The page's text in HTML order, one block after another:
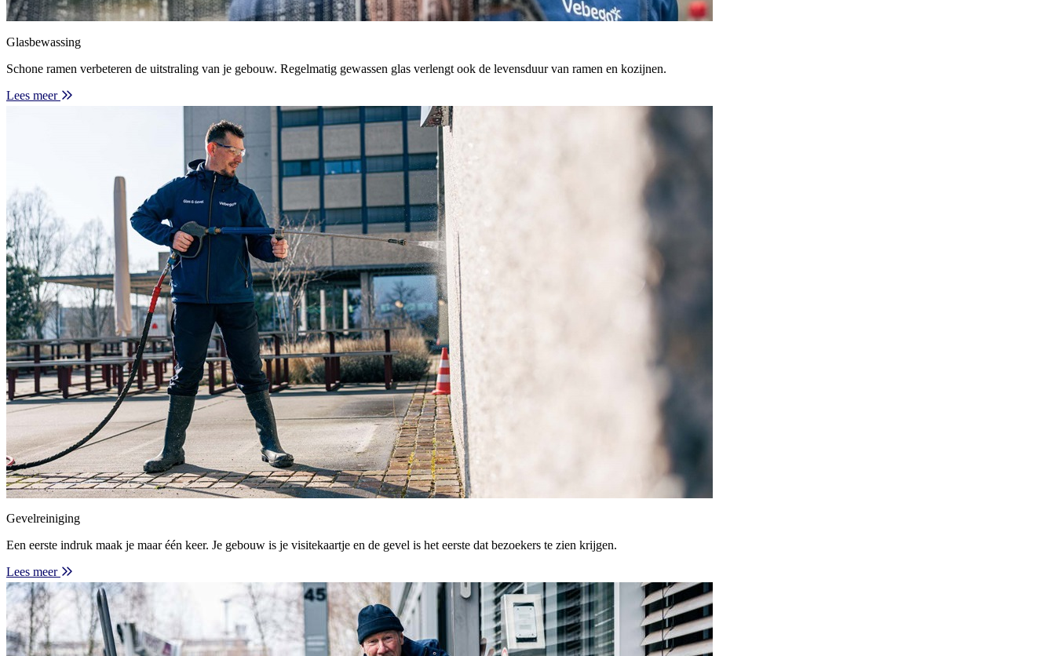
Glasbewassing
Schone ramen verbeteren de uitstraling van je gebouw. Regelmatig gewassen glas verlengt ook de levensduur van ramen en kozijnen.
Lees meer
Gevelreiniging
Een eerste indruk maak je maar één keer. Je gebouw is je visitekaartje en de gevel is het eerste dat bezoekers te zien krijgen.
Lees meer